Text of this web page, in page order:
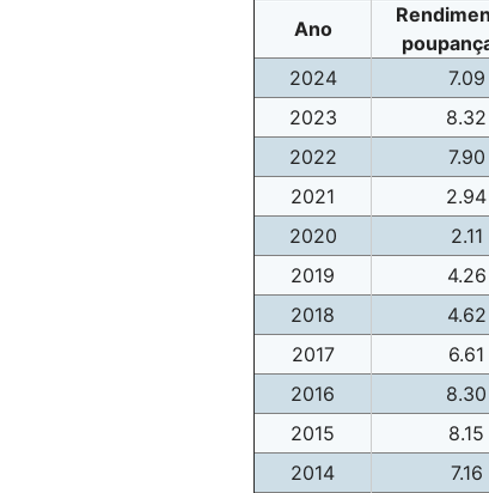
Ano
2024 7.09
2023
8.32
2022
7.90
2021
2.94
2020
2.11
2019
4.26
2018
4.62
2017
6.61
2016
8.30
2015
8.15
2014
7.16